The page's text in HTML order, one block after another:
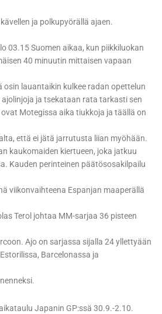
ja polkupyörällä ajaen.
03.15 Suomen aikaa, kun piikkiluokan
40 minuutin mittaisen vapaan
osin lauantaikin kulkee radan opettelun
ja tsekataan rata tarkasti sen
Motegissa aika tiukkoja ja täällä on
että ei jätä jarrutusta liian myöhään.
kaukomaiden kiertueen, joka jatkuu
Kauden perinteinen päätösosakilpailu
viikonvaihteena Espanjan maaperällä
Terol johtaa MM-sarjaa 36 pisteen
Ajo on sarjassa sijalla 24 yllettyään
Barcelonassa ja
Japanin GP:ssä 30.9.-2.10.